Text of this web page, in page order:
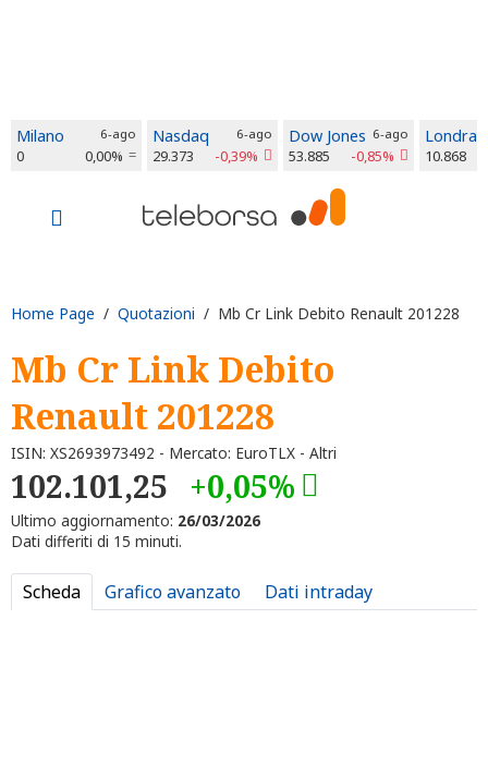
Milano 6-ago
0 0,00%
Nasdaq 6-ago
29.373 -0,39%
Dow Jones 6-ago
53.885 -0,85%
Londra
10.868
Home Page / Quotazioni / Mb Cr Link Debito Renault 201228
Mb Cr Link Debito
Renault 201228
ISIN: XS2693973492 - Mercato: EuroTLX - Altri
102.101,25 +0,05%
Ultimo aggiornamento: 26/03/2026
Dati differiti di 15 minuti.
Scheda Grafico avanzato Dati intraday